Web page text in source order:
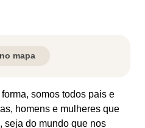
mapa
somos todos pais e
homens e mulheres que
seja do mundo que nos